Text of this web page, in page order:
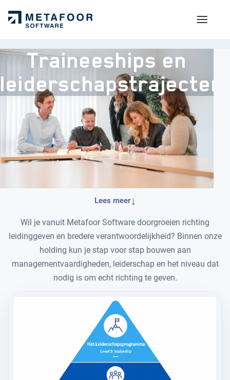
VOOR KANDIDATEN
Arbeidsvoorwaarden
Technologie & werkwijze
DOORGROEIEN
Traineeships
OVER METAFOOR
Ons verhaal
Onze producten
WERKEN IN DRONTEN
Ons kantoor
Bereikbaarheid
Privacy
Reizen vanaf station Dronten
Traineeships en
leiderschapstrajecten
Lees meer↓
Wil je vanuit Metafoor Software doorgroeien richting
leidinggeven en bredere verantwoordelijkheid? Binnen onze
holding kun je stap voor stap bouwen aan
managementvaardigheden, leiderschap en het niveau dat
nodig is om echt richting te geven.